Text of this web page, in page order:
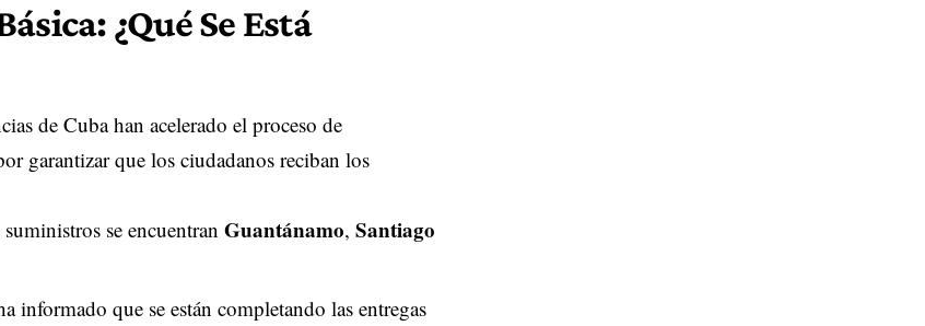
¿Qué Se Está
de Cuba han acelerado el proceso de
garantizar que los ciudadanos reciban los
se encuentran Guantánamo, Santiago
informado que se están completando las entregas